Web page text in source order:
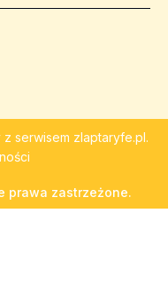
z serwisem zlaptaryfe.pl.
prawa zastrzeżone.